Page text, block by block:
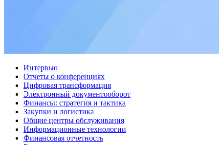
Интервью
Отчеты о конференциях
Цифровая трансформация
Электронный документооборот
Финансы: стратегия и тактика
Закупки и логистика
Общие центры обслуживания
Информационные технологии
Финансовая отчетность